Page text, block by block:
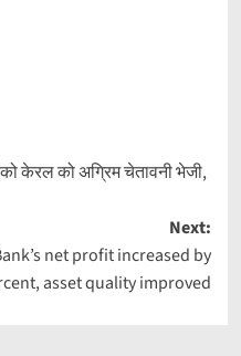
केरल को अग्रिम चेतावनी भेजी,
Next:
net profit increased by
asset quality improved